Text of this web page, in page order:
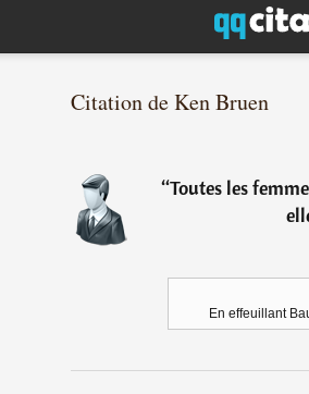
Citation de Ken Bruen
“Toutes les
En effeuillant